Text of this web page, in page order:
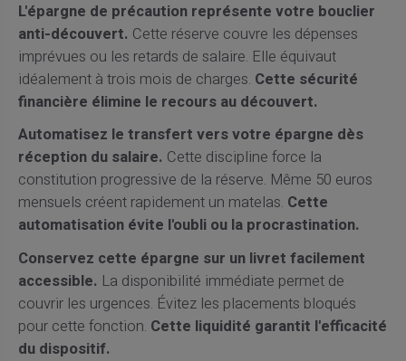
L'épargne de précaution représente votre bouclier
anti-découvert. Cette réserve couvre les dépenses
imprévues ou les retards de salaire. Elle équivaut
idéalement à trois mois de charges. Cette sécurité
financière élimine le recours au découvert.
Automatisez le transfert vers votre épargne dès
réception du salaire. Cette discipline force la
constitution progressive de la réserve. Même 50 euros
mensuels créent rapidement un matelas. Cette
automatisation évite l'oubli ou la procrastination.
Conservez cette épargne sur un livret facilement
accessible. La disponibilité immédiate permet de
couvrir les urgences. Évitez les placements bloqués
pour cette fonction. Cette liquidité garantit l'efficacité
du dispositif.